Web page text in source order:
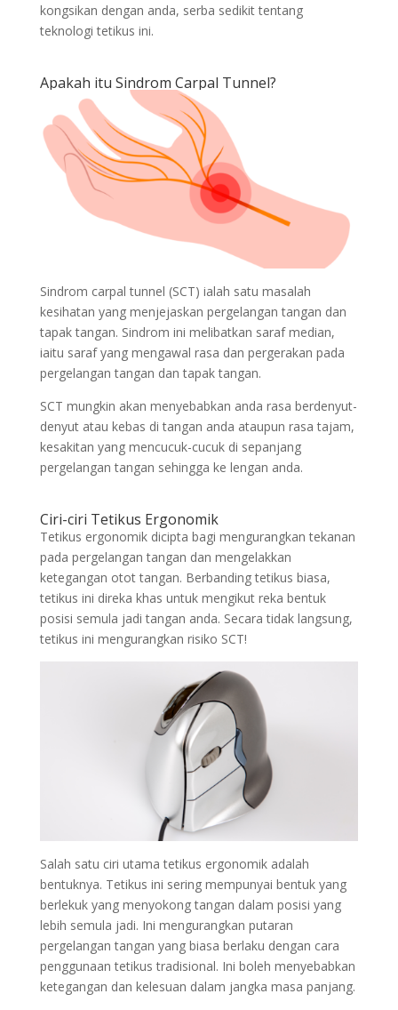
kongsikan dengan anda, serba sedikit tentang
teknologi tetikus ini.
Apakah itu Sindrom Carpal Tunnel?
Sindrom carpal tunnel (SCT) ialah satu masalah
kesihatan yang menjejaskan pergelangan tangan dan
tapak tangan. Sindrom ini melibatkan saraf median,
iaitu saraf yang mengawal rasa dan pergerakan pada
pergelangan tangan dan tapak tangan.
SCT mungkin akan menyebabkan anda rasa berdenyut-
denyut atau kebas di tangan anda ataupun rasa tajam,
kesakitan yang mencucuk-cucuk di sepanjang
pergelangan tangan sehingga ke lengan anda.
Ciri-ciri Tetikus Ergonomik
Tetikus ergonomik dicipta bagi mengurangkan tekanan
pada pergelangan tangan dan mengelakkan
ketegangan otot tangan. Berbanding tetikus biasa,
tetikus ini direka khas untuk mengikut reka bentuk
posisi semula jadi tangan anda. Secara tidak langsung,
tetikus ini mengurangkan risiko SCT!
Salah satu ciri utama tetikus ergonomik adalah
bentuknya. Tetikus ini sering mempunyai bentuk yang
berlekuk yang menyokong tangan dalam posisi yang
lebih semula jadi. Ini mengurangkan putaran
pergelangan tangan yang biasa berlaku dengan cara
penggunaan tetikus tradisional. Ini boleh menyebabkan
ketegangan dan kelesuan dalam jangka masa panjang.